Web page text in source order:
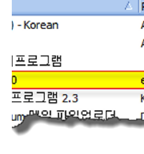
지 않는 방식으로 설치가 이루어지
등록 정보] C:\Users\(사용자 계
정)\AppData\Roaming\addplore
정
램 등록 파일 C:\Users\(사용자 계
정